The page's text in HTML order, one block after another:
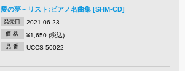
愛の夢～リスト:ピアノ名曲集 [SHM-CD]
発売日 2021.06.23
価 格 ¥1,650 (税込)
品 番 UCCS-50022